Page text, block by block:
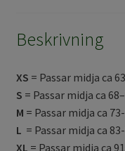
Beskrivning
XS = Passar midja ca
S = Passar midja ca
M = Passar midja ca
L = Passar midja ca
XL = Passar midja ca